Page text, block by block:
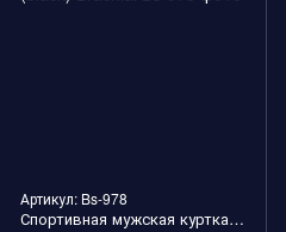
Артикул: Bs-978
Спортивная мужская куртка Flight Jacket "Sign" (black) Brachial